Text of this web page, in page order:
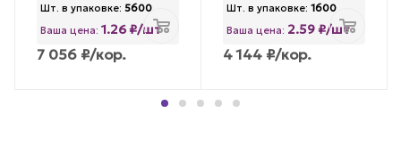
Шт. в упаковке: 5600
Ваша цена: 1.26 ₽/шт
7 056 ₽/кор.
Шт. в упаковке: 1600
Ваша цена: 2.59 ₽/шт
4 144 ₽/кор.